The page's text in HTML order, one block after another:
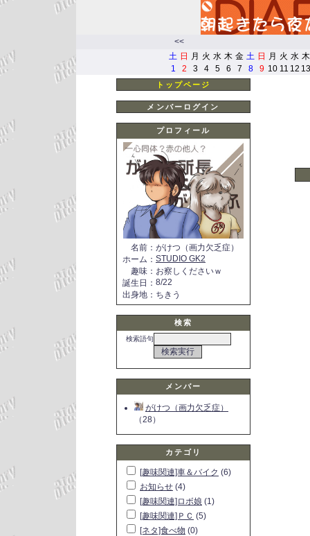
<<
土 日 月 火 水 木 金 土 日 月 火 水 木
1
2 3 4 5 6 7 8 9 10 11 12 13
トップページ
メンバーログイン
プロフィール
名前 ： がけつ（画力欠乏症）
ホーム ： STUDIO GK2
趣味 ： お察しくださいｗ
誕生日 ： 8/22
出身地 ： ちきう
検索
検索語句
メンバー
がけつ（画力欠乏症）
（28）
カテゴリ
[趣味関連]車＆バイク (6)
お知らせ (4)
[趣味関連]ロボ娘 (1)
[趣味関連]ＰＣ (5)
[ネタ]食べ物 (0)